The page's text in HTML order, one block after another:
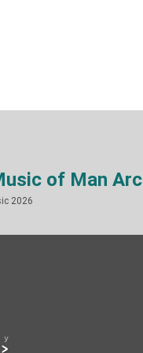
of Man
2026